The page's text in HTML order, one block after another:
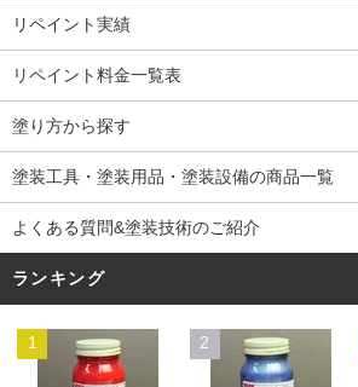
リペイント実績
リペイント料金一覧表
塗り方から探す
塗装工具・塗装用品・塗装設備の商品一覧
よくある質問&塗装技術のご紹介
ランキング
1 2